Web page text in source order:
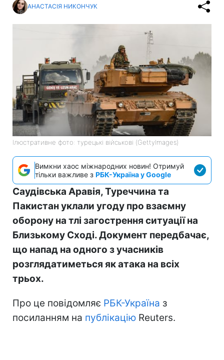
АНАСТАСІЯ НИКОНЧУК
Ілюстративне фото: турецькі військові (GettyImages)
Вимкни хаос міжнародних новин! Отримуй
тільки важливе з РБК-Україна у Google
Саудівська Аравія, Туреччина та
Пакистан уклали угоду про взаємну
оборону на тлі загострення ситуації на
Близькому Сході. Документ передбачає,
що напад на одного з учасників
розглядатиметься як атака на всіх
трьох.
Про це повідомляє РБК-Україна з
посиланням на публікацію Reuters.